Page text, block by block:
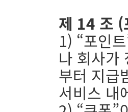
제 14 조 (
1) “포인
나 회사가
부터 지급
서비스 내